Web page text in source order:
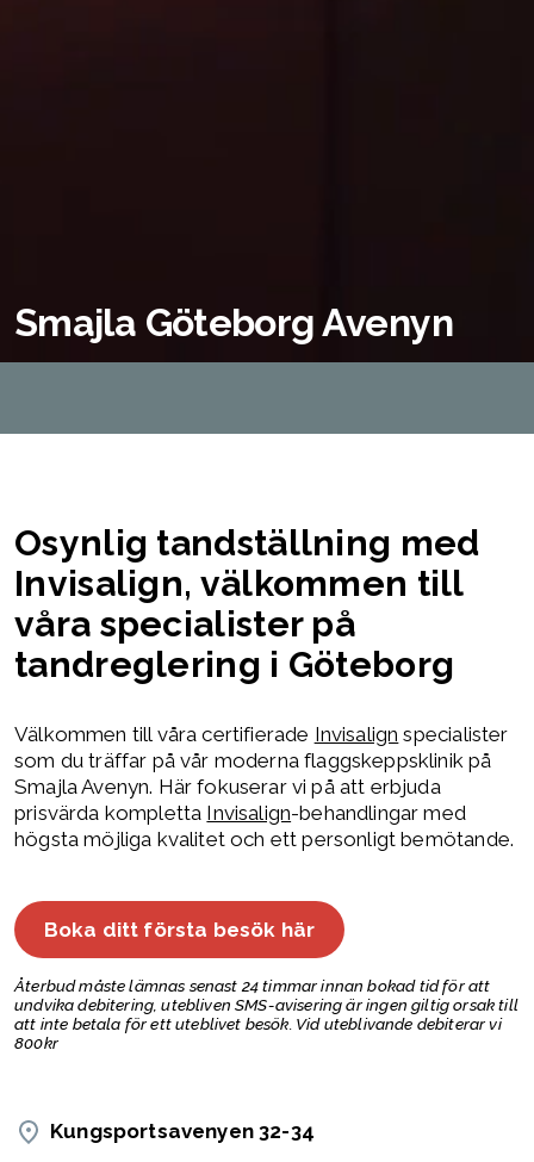
Smajla Göteborg Avenyn
Osynlig tandställning med
Invisalign, välkommen till
våra specialister på
tandreglering i Göteborg
Välkommen till våra certifierade Invisalign specialister
som du träffar på vår moderna flaggskeppsklinik på
Smajla Avenyn. Här fokuserar vi på att erbjuda
prisvärda kompletta Invisalign-behandlingar med
högsta möjliga kvalitet och ett personligt bemötande.
Boka ditt första besök här
Återbud måste lämnas senast 24 timmar innan bokad tid för att
undvika debitering, utebliven SMS-avisering är ingen giltig orsak till
att inte betala för ett uteblivet besök. Vid uteblivande debiterar vi
800kr
Kungsportsavenyen 32-34